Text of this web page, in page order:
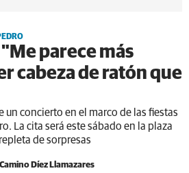
parece más
cabeza de ratón que
un concierto en el marco de las fiestas
La cita será este sábado en la plaza
de sorpresas
Camino Díez Llamazares